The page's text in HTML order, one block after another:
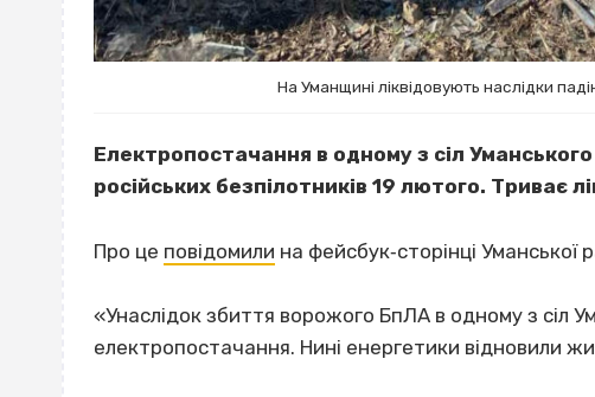
На Уманщині ліквідовують наслідки
Електропостачання в одному з сіл
російських безпілотників 19 лютого. Триває
Про це повідомили на фейсбук‐сторінці Уманської
«Унаслідок збиття ворожого БпЛА в одному з сіл
електропостачання. Нині енергетики відновили